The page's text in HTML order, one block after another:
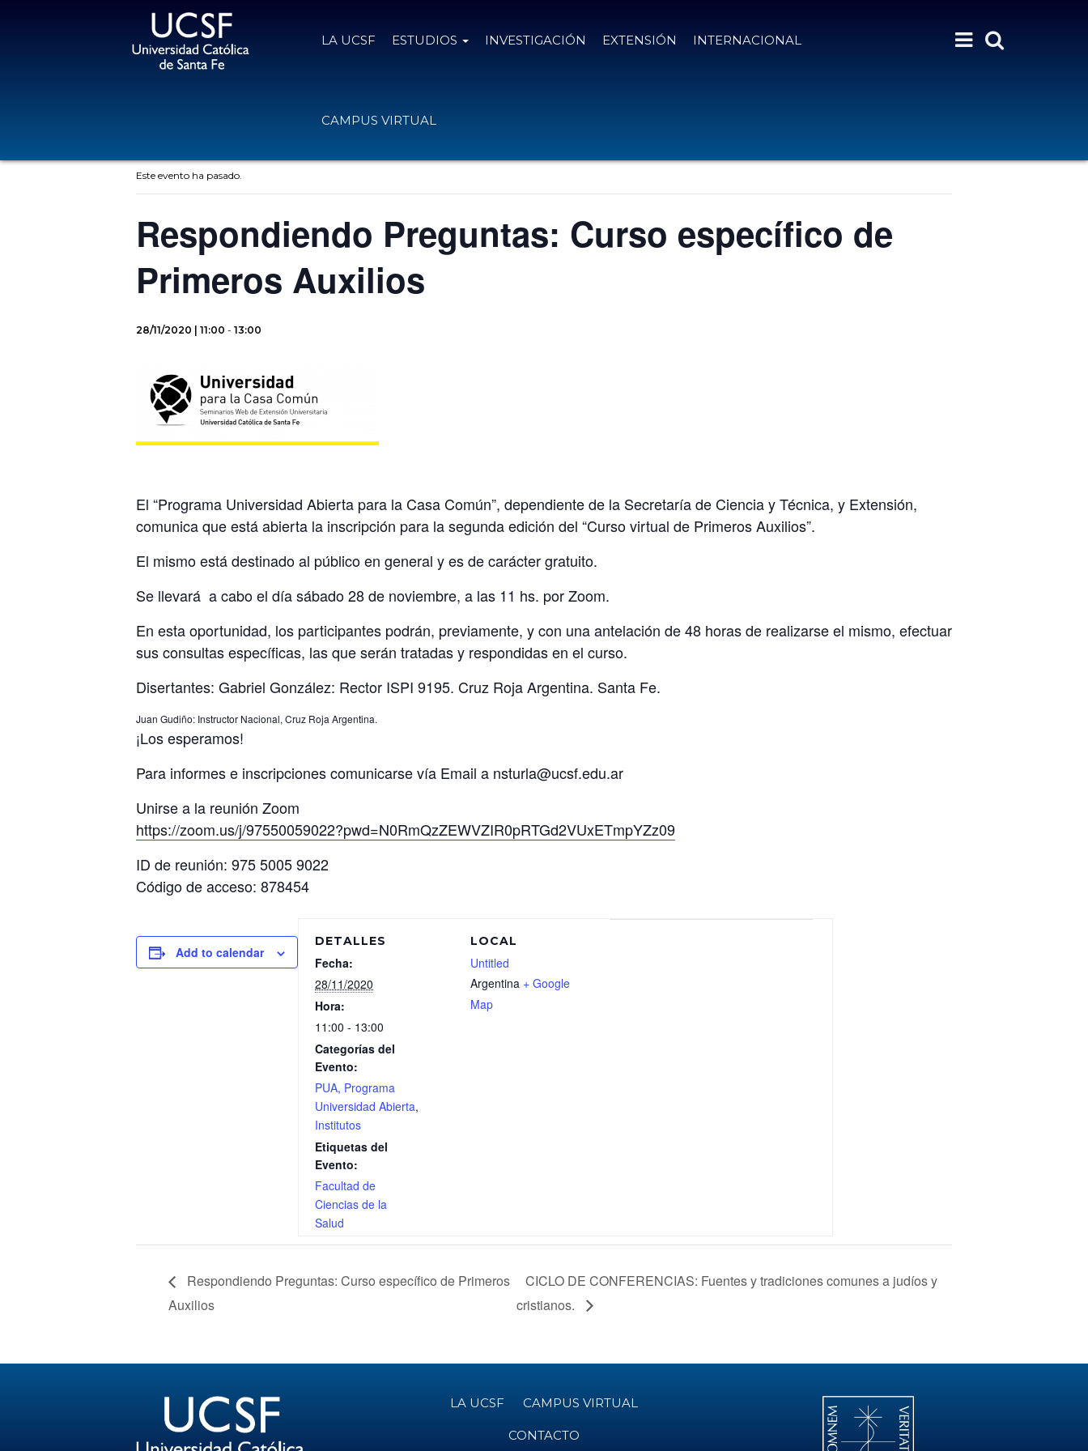
LA UCSF ESTUDIOS INVESTIGACIÓN EXTENSIÓN INTERNACIONAL
CAMPUS VIRTUAL
Este evento ha pasado.
Respondiendo Preguntas: Curso específico de
Primeros Auxilios
28/11/2020 | 11:00 - 13:00
El “Programa Universidad Abierta para la Casa Común”, dependiente de la Secretaría de Ciencia y Técnica, y Extensión,
comunica que está abierta la inscripción para la segunda edición del “Curso virtual de Primeros Auxilios”.
El mismo está destinado al público en general y es de carácter gratuito.
Se llevará a cabo el día sábado 28 de noviembre, a las 11 hs. por Zoom.
En esta oportunidad, los participantes podrán, previamente, y con una antelación de 48 horas de realizarse el mismo, efectuar
sus consultas específicas, las que serán tratadas y respondidas en el curso.
Disertantes: Gabriel González: Rector ISPI 9195. Cruz Roja Argentina. Santa Fe.
Juan Gudiño: Instructor Nacional, Cruz Roja Argentina.
¡Los esperamos!
Para informes e inscripciones comunicarse vía Email a nsturla@ucsf.edu.ar
Unirse a la reunión Zoom
https://zoom.us/j/97550059022?pwd=N0RmQzZEWVZIR0pRTGd2VUxETmpYZz09
ID de reunión: 975 5005 9022
Código de acceso: 878454
Add to calendar
DETALLES
Fecha:
28/11/2020
Hora:
11:00 - 13:00
Categorías del
Evento:
PUA, Programa
Universidad Abierta,
Institutos
Etiquetas del
Evento:
Facultad de
Ciencias de la
Salud
LOCAL
Untitled
Argentina + Google
Map
Respondiendo Preguntas: Curso específico de Primeros
Auxilios
CICLO DE CONFERENCIAS: Fuentes y tradiciones comunes a judíos y
cristianos.
LA UCSF CAMPUS VIRTUAL
CONTACTO